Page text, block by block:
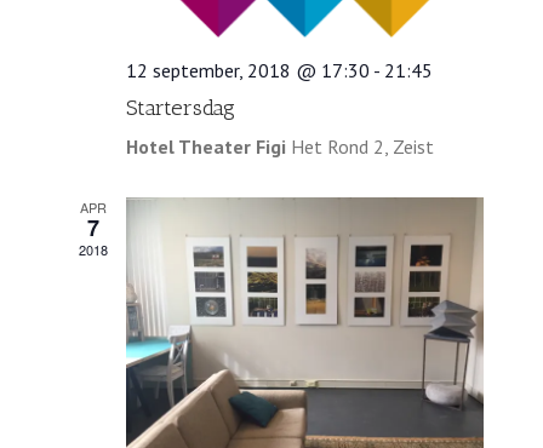
12 september, 2018 @ 17:30 - 21:45
Startersdag
Hotel Theater Figi Het Rond 2, Zeist
APR
7
2018